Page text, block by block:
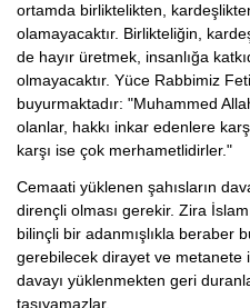
ortamda birliktelikten,
olamayacaktır. Birlikteliğin,
de hayır üretmek, insanlığa
olmayacaktır. Yüce Rabbimiz
buyurmaktadır: "Muhammed
olanlar, hakkı inkar edenlere
karşı ise çok merhametlidirler."
Cemaati yüklenen şahısların
dirençli olması gerekir. Zira
bilinçli bir adanmışlıkla beraber
gerebilecek dirayet ve metanete
davayı yüklenmekten geri
taşıyamazlar.